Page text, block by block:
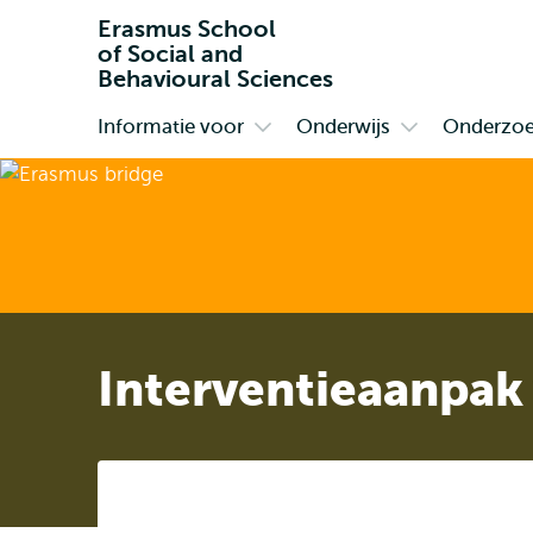
Erasmus School
of Social and
Behavioural Sciences
Primair
Informatie voor Onderwijs